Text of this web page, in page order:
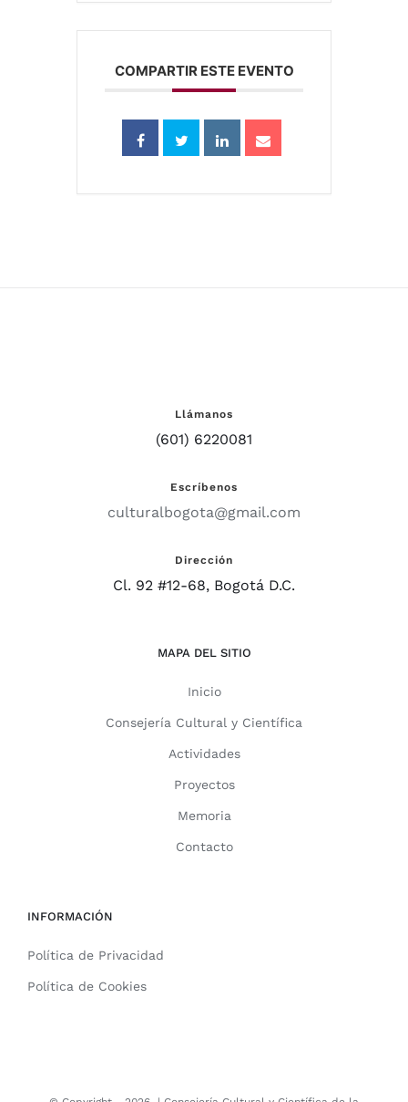
COMPARTIR ESTE EVENTO
Llámanos
(601) 6220081
Escríbenos
culturalbogota@gmail.com
Dirección
Cl. 92 #12-68, Bogotá D.C.
MAPA DEL SITIO
Inicio
Consejería Cultural y Científica
Actividades
Proyectos
Memoria
Contacto
INFORMACIÓN
Política de Privacidad
Política de Cookies